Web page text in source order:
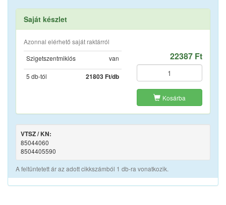
Saját készlet
Azonnal elérhető saját raktárról
Szigetszentmiklós
van
5 db-tól 21803 Ft/db
22387 Ft
Kosárba
VTSZ / KN:
85044060
8504405590
A feltüntetett ár az adott cikkszámból 1 db-ra vonatkozik.